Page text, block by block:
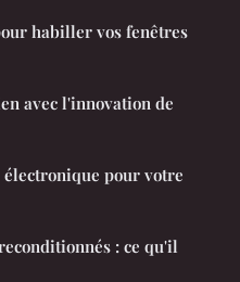
habiller vos fenêtres
avec l'innovation de
pour votre
: ce qu'il